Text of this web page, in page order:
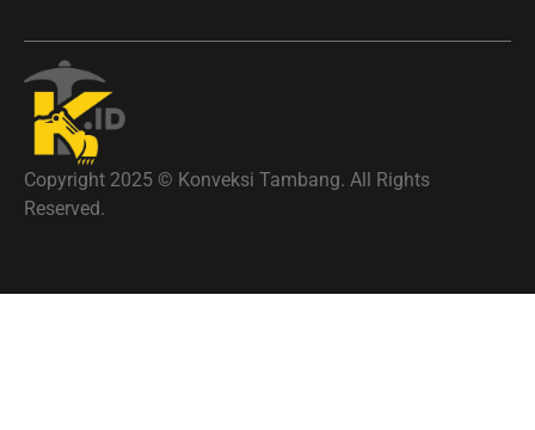
Copyright 2025 © Konveksi Tambang. All Rights
Reserved.